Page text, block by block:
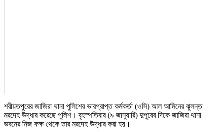
শরীয়তপুরের জাজিরা থানা পুলিশের ভারপ্রাপ্ত কর্মকর্তা (ওসি) আল আমিনের ঝুলন্ত
মরদেহ উদ্ধার করেছে পুলিশ। বৃহস্পতিবার (৯ জানুয়ারি) দুপুরের দিকে জাজিরা থানা
ভবনের নিজ কক্ষ থেকে তার মরদেহ উদ্ধার করা হয়।